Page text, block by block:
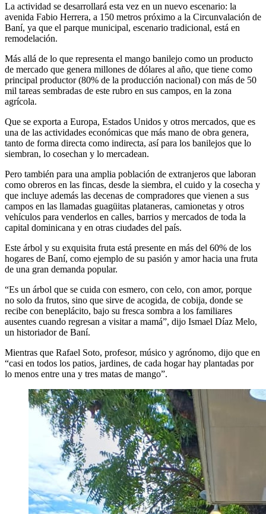
La actividad se desarrollará esta vez en un nuevo escenario: la
avenida Fabio Herrera, a 150 metros próximo a la Circunvalación de
Baní, ya que el parque municipal, escenario tradicional, está en
remodelación.
Más allá de lo que representa el mango banilejo como un producto
de mercado que genera millones de dólares al año, que tiene como
principal productor (80% de la producción nacional) con más de 50
mil tareas sembradas de este rubro en sus campos, en la zona
agrícola.
Que se exporta a Europa, Estados Unidos y otros mercados, que es
una de las actividades económicas que más mano de obra genera,
tanto de forma directa como indirecta, así para los banilejos que lo
siembran, lo cosechan y lo mercadean.
Pero también para una amplia población de extranjeros que laboran
como obreros en las fincas, desde la siembra, el cuido y la cosecha y
que incluye además las decenas de compradores que vienen a sus
campos en las llamadas guagüitas plataneras, camionetas y otros
vehículos para venderlos en calles, barrios y mercados de toda la
capital dominicana y en otras ciudades del país.
Este árbol y su exquisita fruta está presente en más del 60% de los
hogares de Baní, como ejemplo de su pasión y amor hacia una fruta
de una gran demanda popular.
“Es un árbol que se cuida con esmero, con celo, con amor, porque
no solo da frutos, sino que sirve de acogida, de cobija, donde se
recibe con beneplácito, bajo su fresca sombra a los familiares
ausentes cuando regresan a visitar a mamá”, dijo Ismael Díaz Melo,
un historiador de Baní.
Mientras que Rafael Soto, profesor, músico y agrónomo, dijo que en
“casi en todos los patios, jardines, de cada hogar hay plantadas por
lo menos entre una y tres matas de mango”.